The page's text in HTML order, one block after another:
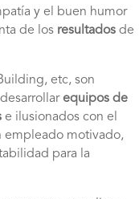
y el buen humor
de los resultados de
etc, son
equipos de
e ilusionados con el
empleado motivado,
para la